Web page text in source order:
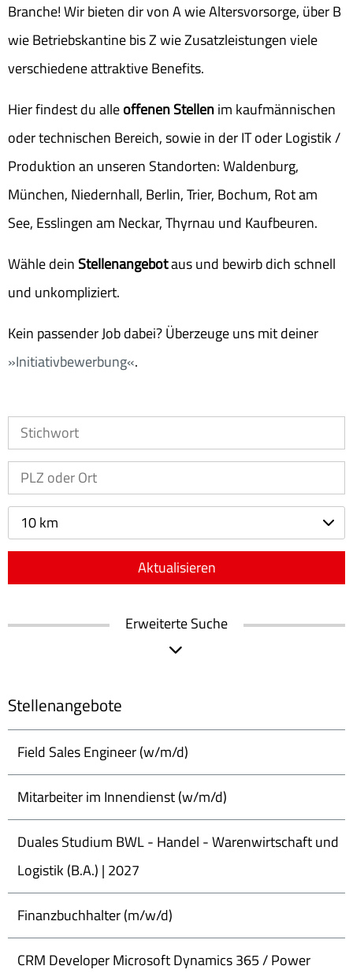
Branche! Wir bieten dir von A wie Altersvorsorge, über B
wie Betriebskantine bis Z wie Zusatzleistungen viele
verschiedene attraktive Benefits.
Hier findest du alleoffenen Stellenim kaufmännischen
oder technischen Bereich, sowie in der IT oder Logistik /
Produktion an unseren Standorten: Waldenburg,
München, Niedernhall, Berlin, Trier, Bochum, Rot am
See, Esslingen am Neckar, Thyrnau und Kaufbeuren.
Wähle deinStellenangebotaus und bewirb dich schnell
und unkompliziert.
Kein passender Job dabei? Überzeuge uns mit deiner
Initiativbewerbung .
10 km
Aktualisieren
Erweiterte Suche
Stellenangebote
Field Sales Engineer (w/m/d)
Mitarbeiter im Innendienst (w/m/d)
Duales Studium BWL - Handel - Warenwirtschaft und
Logistik (B.A.) | 2027
Finanzbuchhalter (m/w/d)
CRM Developer Microsoft Dynamics 365 / Power